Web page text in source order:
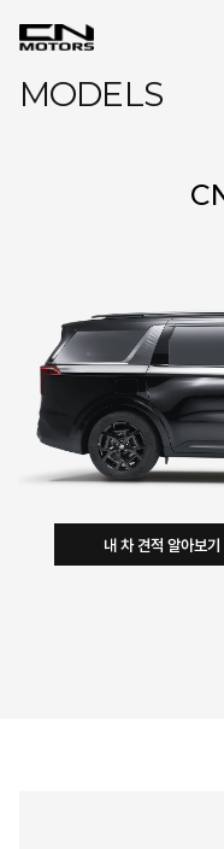
MODELS
내 차 견적 알아보기